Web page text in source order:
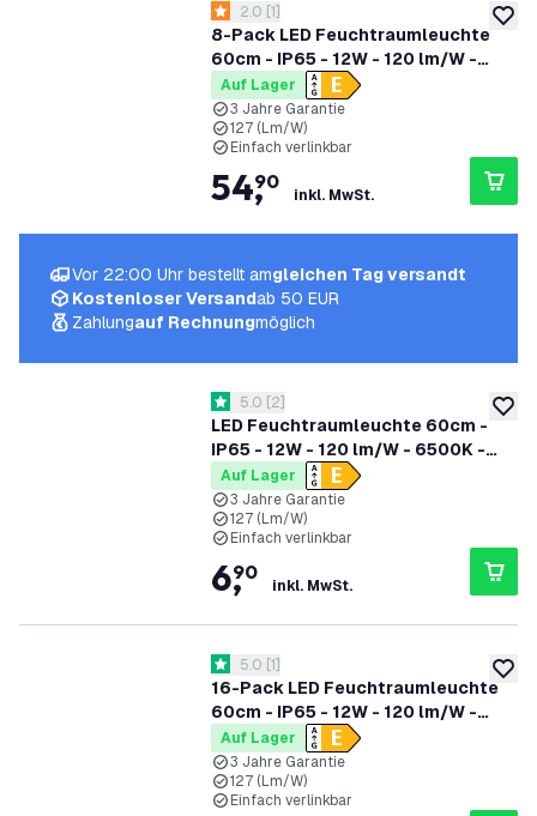
zur
8-Pack LED Feuchtraumleuchte
60cm - IP65 - 12W - 120 lm/W -
4000K - Verlinkbar - 3 Jahre
Garantie
Bewertungsbereich öffnen
2 Bewertungssterne
2.0 [1]
Auf Lager
3 Jahre Garantie
127 (Lm/W)
Einfach verlinkbar
54,
90
inkl. MwSt.
zur
LED Feuchtraumleuchte 60cm -
IP65 - 12W - 120 lm/W - 6500K -
Verlinkbar - 3 Jahre Garantie
Bewertungsbereich öffnen
5 Bewertungssterne
5.0 [2]
Auf Lager
3 Jahre Garantie
127 (Lm/W)
Einfach verlinkbar
6,
90
inkl. MwSt.
zur
16-Pack LED Feuchtraumleuchte
60cm - IP65 - 12W - 120 lm/W -
6500K - Verlinkbar - 3 Jahre
Garantie
Bewertungsbereich öffnen
5 Bewertungssterne
5.0 [1]
Auf Lager
3 Jahre Garantie
127 (Lm/W)
Einfach verlinkbar
Vor 22:00 Uhr bestellt amgleichen Tag versandt
Kostenloser Versandab 50 EUR
Zahlungauf Rechnungmöglich